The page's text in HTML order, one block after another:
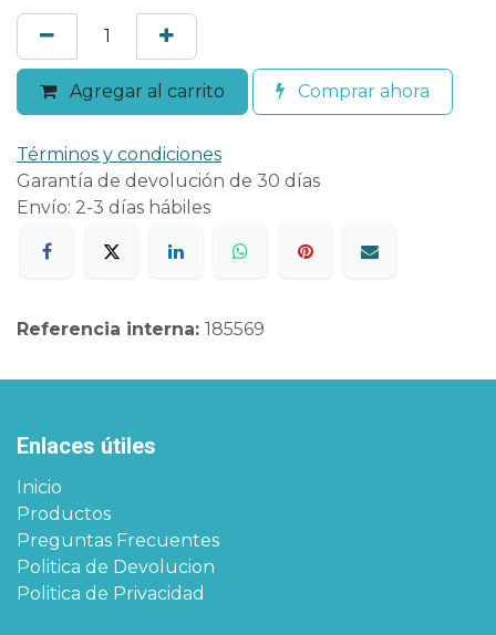
Agregar al carrito Comprar ahora
Términos y condiciones
Garantía de devolución de 30 días
Envío: 2-3 días hábiles
Referencia interna: 185569
Enlaces útiles
Inicio
Productos
Preguntas Frecuentes
Politica de Devolucion
Politica de Privacidad